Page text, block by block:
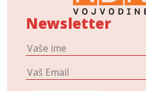
Newsletter